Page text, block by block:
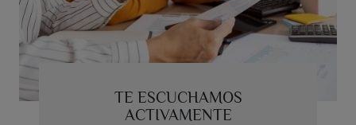
TE ESCUCHAMOS
ACTIVAMENTE